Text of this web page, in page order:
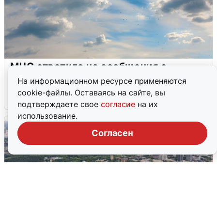
На информационном ресурсе применяются
cookie-файлы. Оставаясь на сайте, вы
подтверждаете свое согласие на их
использование.
Согласен
МЧС ответило на сообщения о
грохоте в Москве
7 августа 0